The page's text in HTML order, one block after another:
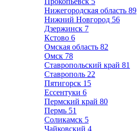
Нижегородская область 89
Нижний Новгород 56
Дзержинск 7
Кстово 6
Омская область 82
Омск 78
Ставропольский край 81
Ставрополь 22
Пятигорск 15
Ессентуки 6
Пермский край 80
Пермь 51
Соликамск 5
Чайковский 4